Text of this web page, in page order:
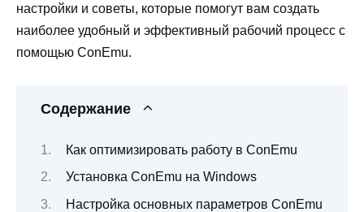
настройки и советы, которые помогут вам создать
наиболее удобный и эффективный рабочий процесс с
помощью ConEmu.
Содержание
Как оптимизировать работу в ConEmu
Установка ConEmu на Windows
Настройка основных параметров ConEmu